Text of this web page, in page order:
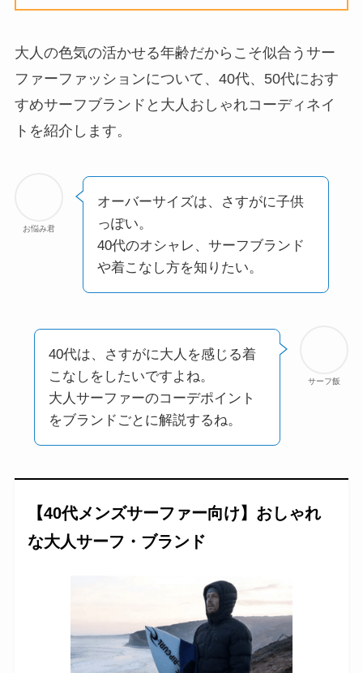
大人の色気の活かせる年齢だからこそ似合うサー
ファーファッションについて、40代、50代におす
すめサーフブランドと大人おしゃれコーディネイ
トを紹介します。
お悩み君
オーバーサイズは、さすがに子供
っぽい。
40代のオシャレ、サーフブランド
や着こなし方を知りたい。
サーフ飯
40代は、さすがに大人を感じる着
こなしをしたいですよね。
大人サーファーのコーデポイント
をブランドごとに解説するね。
【40代メンズサーファー向け】おしゃれ
な大人サーフ・ブランド